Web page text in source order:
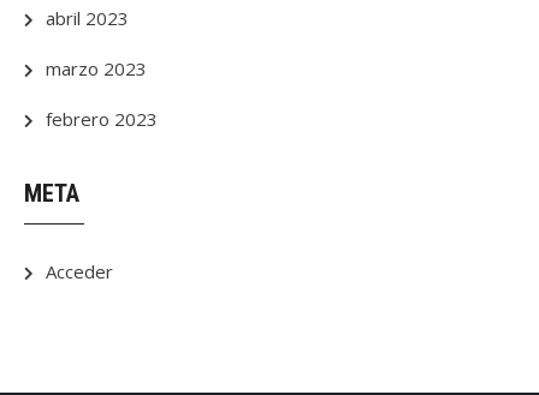
abril 2023
marzo 2023
febrero 2023
META
Acceder